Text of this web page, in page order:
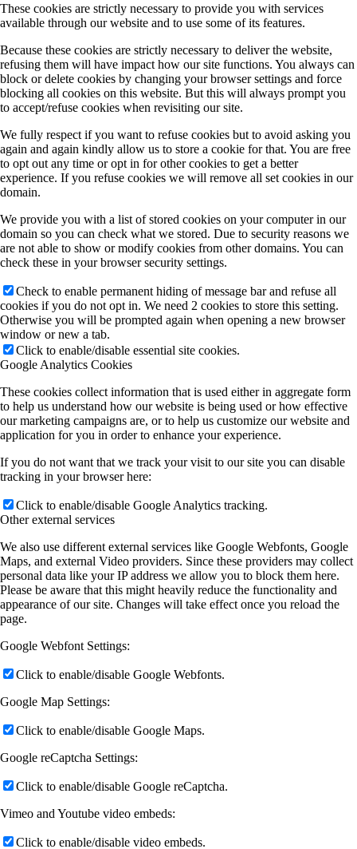
These cookies are strictly necessary to provide you with services
available through our website and to use some of its features.
Because these cookies are strictly necessary to deliver the website,
refusing them will have impact how our site functions. You always can
block or delete cookies by changing your browser settings and force
blocking all cookies on this website. But this will always prompt you
to accept/refuse cookies when revisiting our site.
We fully respect if you want to refuse cookies but to avoid asking you
again and again kindly allow us to store a cookie for that. You are free
to opt out any time or opt in for other cookies to get a better
experience. If you refuse cookies we will remove all set cookies in our
domain.
We provide you with a list of stored cookies on your computer in our
domain so you can check what we stored. Due to security reasons we
are not able to show or modify cookies from other domains. You can
check these in your browser security settings.
Check to enable permanent hiding of message bar and refuse all
cookies if you do not opt in. We need 2 cookies to store this setting.
Otherwise you will be prompted again when opening a new browser
window or new a tab.
Click to enable/disable essential site cookies.
Google Analytics Cookies
These cookies collect information that is used either in aggregate form
to help us understand how our website is being used or how effective
our marketing campaigns are, or to help us customize our website and
application for you in order to enhance your experience.
If you do not want that we track your visit to our site you can disable
tracking in your browser here:
Click to enable/disable Google Analytics tracking.
Other external services
We also use different external services like Google Webfonts, Google
Maps, and external Video providers. Since these providers may collect
personal data like your IP address we allow you to block them here.
Please be aware that this might heavily reduce the functionality and
appearance of our site. Changes will take effect once you reload the
page.
Google Webfont Settings:
Click to enable/disable Google Webfonts.
Google Map Settings:
Click to enable/disable Google Maps.
Google reCaptcha Settings:
Click to enable/disable Google reCaptcha.
Vimeo and Youtube video embeds:
Click to enable/disable video embeds.